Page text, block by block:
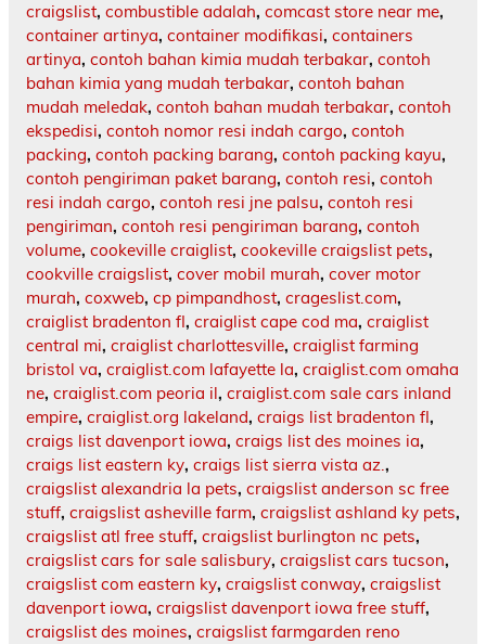
craigslist, combustible adalah, comcast store near me,
container artinya, container modifikasi, containers
artinya, contoh bahan kimia mudah terbakar, contoh
bahan kimia yang mudah terbakar, contoh bahan
mudah meledak, contoh bahan mudah terbakar, contoh
ekspedisi, contoh nomor resi indah cargo, contoh
packing, contoh packing barang, contoh packing kayu,
contoh pengiriman paket barang, contoh resi, contoh
resi indah cargo, contoh resi jne palsu, contoh resi
pengiriman, contoh resi pengiriman barang, contoh
volume, cookeville craiglist, cookeville craigslist pets,
cookville craigslist, cover mobil murah, cover motor
murah, coxweb, cp pimpandhost, crageslist.com,
craiglist bradenton fl, craiglist cape cod ma, craiglist
central mi, craiglist charlottesville, craiglist farming
bristol va, craiglist.com lafayette la, craiglist.com omaha
ne, craiglist.com peoria il, craiglist.com sale cars inland
empire, craiglist.org lakeland, craigs list bradenton fl,
craigs list davenport iowa, craigs list des moines ia,
craigs list eastern ky, craigs list sierra vista az.,
craigslist alexandria la pets, craigslist anderson sc free
stuff, craigslist asheville farm, craigslist ashland ky pets,
craigslist atl free stuff, craigslist burlington nc pets,
craigslist cars for sale salisbury, craigslist cars tucson,
craigslist com eastern ky, craigslist conway, craigslist
davenport iowa, craigslist davenport iowa free stuff,
craigslist des moines, craigslist farmgarden reno